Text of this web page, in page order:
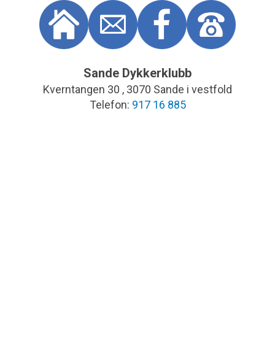
Sande Dykkerklubb
Kverntangen 30 , 3070 Sande i vestfold
Telefon: 917 16 885